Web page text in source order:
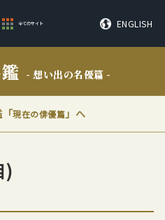
全てのサイト ENGLISH
- 想い出の名優篇 -
「現在の俳優篇」へ
)